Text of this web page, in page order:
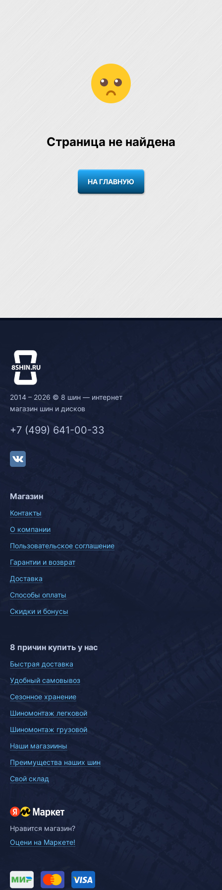
Страница не найдена
НА ГЛАВНУЮ
2014 – 2026 © 8 шин — интернет
магазин шин и дисков
+7 (499) 641-00-33
Магазин
Контакты
О компании
Пользовательское соглашение
Гарантии и возврат
Доставка
Способы оплаты
Скидки и бонусы
8 причин купить у нас
Быстрая доставка
Удобный самовывоз
Сезонное хранение
Шиномонтаж легковой
Шиномонтаж грузовой
Наши магазиины
Преимущества наших шин
Свой склад
Нравится магазин?
Оцени на Маркете!